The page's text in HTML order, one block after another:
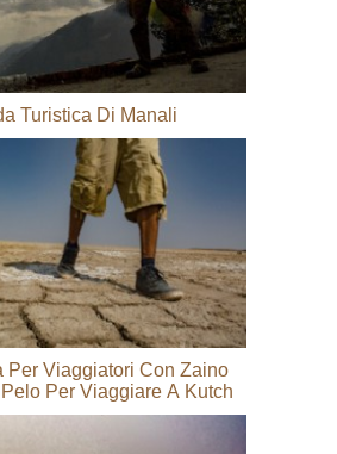
Turistica Di Manali
Per Viaggiatori Con Zaino
Per Viaggiare A Kutch